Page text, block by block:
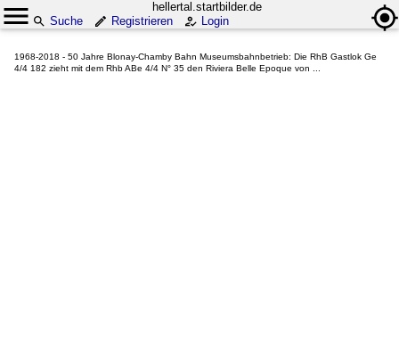
hellertal.startbilder.de
Suche
Registrieren Login
1968-2018 - 50 Jahre Blonay-Chamby Bahn Museumsbahnbetrieb: Die RhB Gastlok Ge
4/4 182 zieht mit dem Rhb ABe 4/4 N° 35 den Riviera Belle Epoque von ...